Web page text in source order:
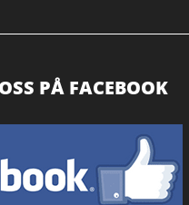
PÅ FACEBOOK